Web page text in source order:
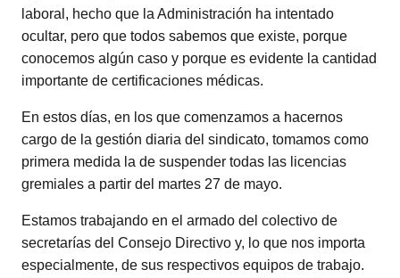
laboral, hecho que la Administración ha intentado
ocultar, pero que todos sabemos que existe, porque
conocemos algún caso y porque es evidente la cantidad
importante de certificaciones médicas.
En estos días, en los que comenzamos a hacernos
cargo de la gestión diaria del sindicato, tomamos como
primera medida la de suspender todas las licencias
gremiales a partir del martes 27 de mayo.
Estamos trabajando en el armado del colectivo de
secretarías del Consejo Directivo y, lo que nos importa
especialmente, de sus respectivos equipos de trabajo.